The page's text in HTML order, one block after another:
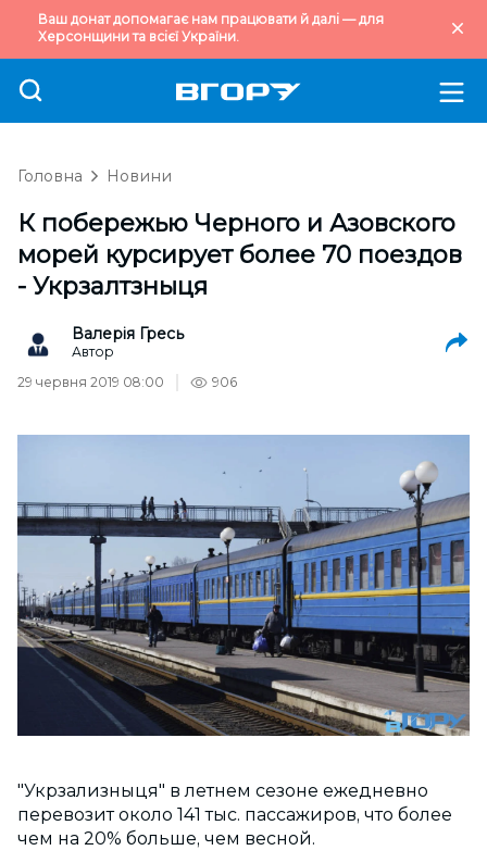
Ваш донат допомагає нам працювати й далі — для
Херсонщини та всієї України.
Головна Новини
К побережью Черного и Азовского
морей курсирует более 70 поездов
- Укрзалтзныця
Валерія Гресь
Автор
29 червня 2019 08:00
906
"Укрзализныця" в летнем сезоне ежедневно
перевозит около 141 тыс. пассажиров, что более
чем на 20% больше, чем весной.